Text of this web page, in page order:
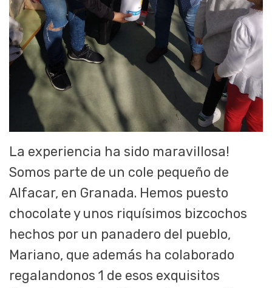
La experiencia ha sido maravillosa!
Somos parte de un cole pequeño de
Alfacar, en Granada. Hemos puesto
chocolate y unos riquísimos bizcochos
hechos por un panadero del pueblo,
Mariano, que además ha colaborado
regalandonos 1 de esos exquisitos